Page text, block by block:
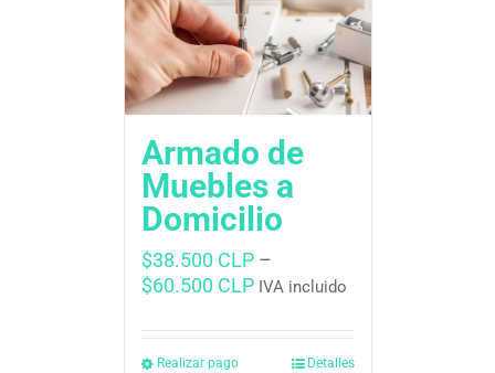
Armado de
Muebles a
Domicilio
$38.500 CLP–
$60.500 CLP IVA incluido
Realizar pago Detalles